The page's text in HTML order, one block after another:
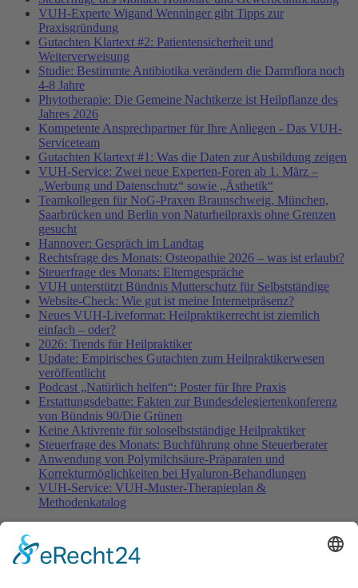
VUH-Experte Wigand Wenninger gibt Tipps zur
Praxisgründung
Gutachten Klartext #2: Patientensicherheit und
Weiterverweisung
Studie: Bestimmte Antibiotika verändern die Darmflora noch
4-8 Jahre
Phytotherapie: Die Gemeine Nachtkerze ist Heilpflanze des
Jahres 2026
Kompetente Ansprechpartner für Ihre Anliegen - Das VUH-
Serviceteam
Gutachten Klartext #1: Was die Daten zur Ausbildung zeigen
VUH-Service: Zwei neue Experten-Foren ab 1. März –
„Werbung und Datenschutz“ sowie „Ästhetik“
Teamkollegen für NoG-Praxen Braunschweig, München,
Saarbrücken und Berlin von Naturheilpraxis ohne Grenzen
gesucht
Hannover: Gespräch im Landtag
Rechtsfrage des Monats: Osteopathie 2026 – was ist erlaubt?
Steuerfrage des Monats: Elterngespräche
VUH unterstützt Bündnis Mutterschutz für Selbstständige
Website-Check: Wie gut ist meine Internetpräsenz?
Neues VUH-Liveformat: Heilpraktikerrecht ist ziemlich
einfach – oder?
2026: Trends für Heilpraktiker
Update: Empirisches Gutachten zum Heilpraktikerwesen
veröffentlicht
Podcast „Natürlich helfen“: Poster für Ihre Praxis
Erstattungsdebatte: Fakten zur Bundesdelegiertenkonferenz
von Bündnis 90/Die Grünen
Keine Aktivrente für soloselbstständige Heilpraktiker
Steuerfrage des Monats: Buchführung ohne Steuerberater
Anwendung von Polymilchsäure-Präparaten und
Korrekturmöglichkeiten bei Hyaluron-Behandlungen
VUH-Service: VUH-Muster-Therapieplan &
Methodenkatalog
Fachinformationen
Erstattungsfähige rezeptfreie Medikamente